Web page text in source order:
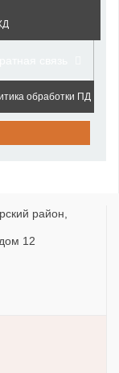
обработки ПД
район,
12